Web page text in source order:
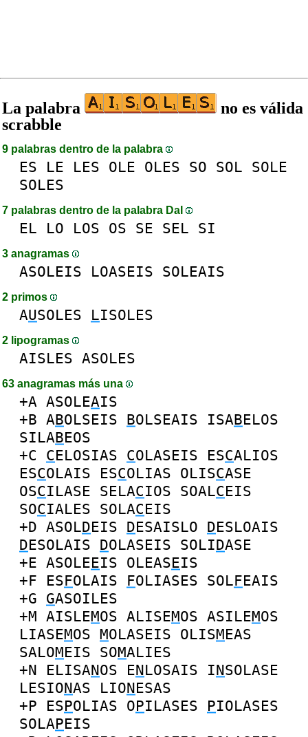
La palabra
no es válida
scrabble
9 palabras dentro de la palabra
ES LE LES OLE OLES SO SOL SOLE
SOLES
7 palabras dentro de la palabra DaI
EL LO LOS OS SE SEL SI
3 anagramas
ASOLEIS LOASEIS SOLEAIS
2 primos
AUSOLES LISOLES
2 lipogramas
AISLES ASOLES
63 anagramas más una
+A ASOLEAIS
+B ABOLSEIS BOLSEAIS ISABELOS
SILABEOS
+C CELOSIAS COLASEIS ESCALIOS
ESCOLAIS ESCOLIAS OLISCASE
OSCILASE SELACIOS SOALCEIS
SOCIALES SOLACEIS
+D ASOLDEIS DESAISLO DESLOAIS
DESOLAIS DOLASEIS SOLIDASE
+E ASOLEEIS OLEASEIS
+F ESFOLAIS FOLIASES SOLFEAIS
+G GASOILES
+M AISLEMOS ALISEMOS ASILEMOS
LIASEMOS MOLASEIS OLISMEAS
SALOMEIS SOMALIES
+N ELISANOS ENLOSAIS INSOLASE
LESIONAS LIONESAS
+P ESPOLIAS OPILASES PIOLASES
SOLAPEIS